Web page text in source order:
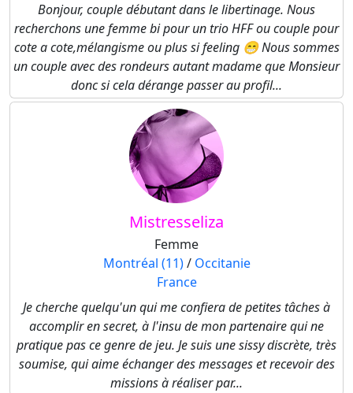
Bonjour, couple débutant dans le libertinage. Nous
recherchons une femme bi pour un trio HFF ou couple pour
cote a cote,mélangisme ou plus si feeling 😁 Nous sommes
un couple avec des rondeurs autant madame que Monsieur
donc si cela dérange passer au profil...
Mistresseliza
Femme
Montréal (11)/ Occitanie
France
Je cherche quelqu'un qui me confiera de petites tâches à
accomplir en secret, à l'insu de mon partenaire qui ne
pratique pas ce genre de jeu. Je suis une sissy discrète, très
soumise, qui aime échanger des messages et recevoir des
missions à réaliser par...